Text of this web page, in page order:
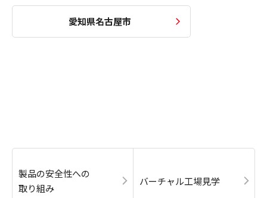
愛知県名古屋市
製品の安全性への
取り組み
バーチャル工場見学